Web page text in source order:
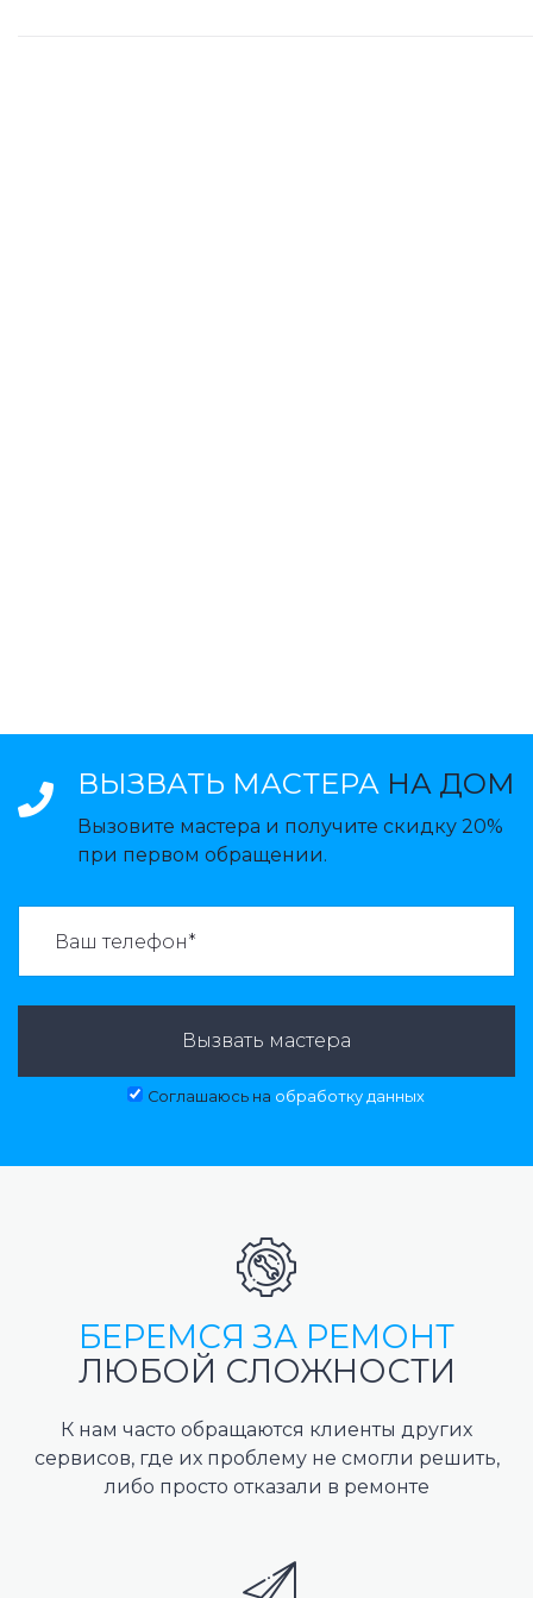
ВЫЗВАТЬ МАСТЕРА НА ДОМ
Вызовите мастера и получите скидку 20%
при первом обращении.
Вызвать мастера
Соглашаюсь на обработку данных
БЕРЕМСЯ ЗА РЕМОНТ
ЛЮБОЙ СЛОЖНОСТИ
К нам часто обращаются клиенты других
сервисов, где их проблему не смогли решить,
либо просто отказали в ремонте